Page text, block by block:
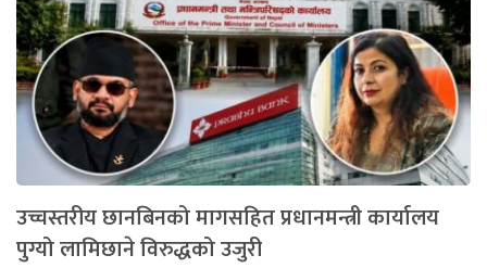
उच्चस्तरीय छानबिनको मागसहित प्रधानमन्त्री कार्यालय
पुग्यो लामिछाने विरुद्धको उजुरी